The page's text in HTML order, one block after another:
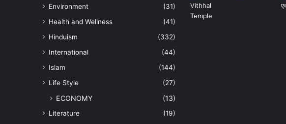
Environment
(31)
Health and Wellness
(41)
Hinduism
(332)
International
(44)
Islam
(144)
Life Style
(27)
ECONOMY (13)
Literature
(19)